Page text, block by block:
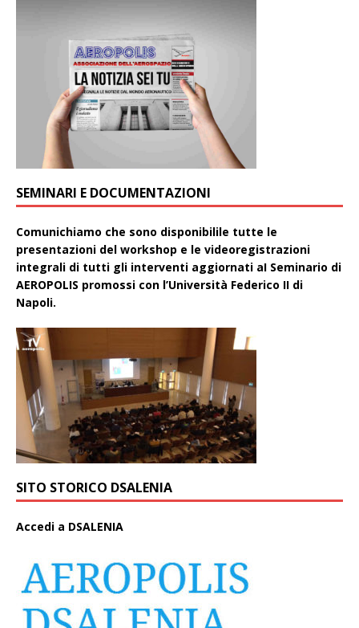
SEMINARI E DOCUMENTAZIONI
Comunichiamo che sono disponibilile tutte le
presentazioni del workshop e le videoregistrazioni
integrali di tutti gli interventi aggiornati aI Seminario di
AEROPOLIS promossi con l’Università Federico II di
Napoli.
SITO STORICO DSALENIA
Accedi a DSALENIA